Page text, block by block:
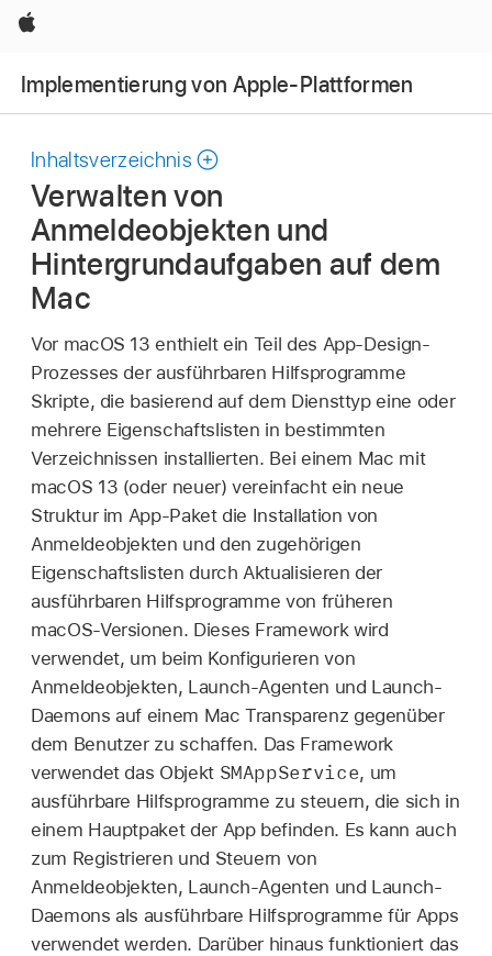
Apple
Implementierung von Apple-Plattformen
Inhaltsverzeichnis
Verwalten von
Anmeldeobjekten und
Hintergrundaufgaben auf dem
Mac
Vor macOS 13 enthielt ein Teil des App-Design-
Prozesses der ausführbaren Hilfsprogramme
Skripte, die basierend auf dem Diensttyp eine oder
mehrere Eigenschaftslisten in bestimmten
Verzeichnissen installierten. Bei einem Mac mit
macOS 13 (oder neuer) vereinfacht ein neue
Struktur im App-Paket die Installation von
Anmeldeobjekten und den zugehörigen
Eigenschaftslisten durch Aktualisieren der
ausführbaren Hilfsprogramme von früheren
macOS-Versionen. Dieses Framework wird
verwendet, um beim Konfigurieren von
Anmeldeobjekten, Launch-Agenten und Launch-
Daemons auf einem Mac Transparenz gegenüber
dem Benutzer zu schaffen. Das Framework
verwendet das Objekt SMAppService, um
ausführbare Hilfsprogramme zu steuern, die sich in
einem Hauptpaket der App befinden. Es kann auch
zum Registrieren und Steuern von
Anmeldeobjekten, Launch-Agenten und Launch-
Daemons als ausführbare Hilfsprogramme für Apps
verwendet werden. Darüber hinaus funktioniert das